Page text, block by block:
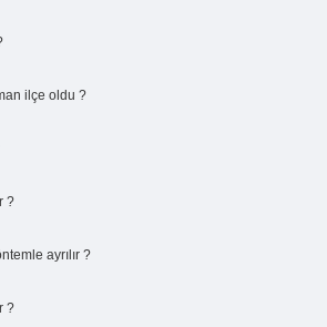
ilçe oldu ?
?
ayrılır ?
?